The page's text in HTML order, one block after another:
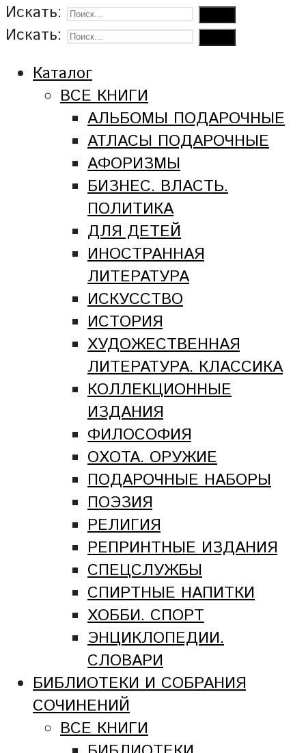
Искать:
Искать:
Каталог
ВСЕ КНИГИ
АЛЬБОМЫ ПОДАРОЧНЫЕ
АТЛАСЫ ПОДАРОЧНЫЕ
АФОРИЗМЫ
БИЗНЕС. ВЛАСТЬ.
ПОЛИТИКА
ДЛЯ ДЕТЕЙ
ИНОСТРАННАЯ
ЛИТЕРАТУРА
ИСКУССТВО
ИСТОРИЯ
ХУДОЖЕСТВЕННАЯ
ЛИТЕРАТУРА. КЛАССИКА
КОЛЛЕКЦИОННЫЕ
ИЗДАНИЯ
ФИЛОСОФИЯ
ОХОТА. ОРУЖИЕ
ПОДАРОЧНЫЕ НАБОРЫ
ПОЭЗИЯ
РЕЛИГИЯ
РЕПРИНТНЫЕ ИЗДАНИЯ
СПЕЦСЛУЖБЫ
СПИРТНЫЕ НАПИТКИ
ХОББИ. СПОРТ
ЭНЦИКЛОПЕДИИ.
СЛОВАРИ
БИБЛИОТЕКИ И СОБРАНИЯ
СОЧИНЕНИЙ
ВСЕ КНИГИ